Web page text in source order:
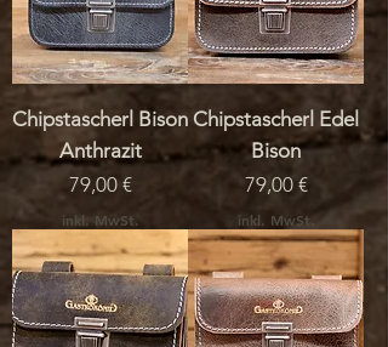
Chipstascherl Bison
Anthrazit
Preis
79,00 €
inkl. MwSt.
Chipstascherl Edel
Bison
Preis
79,00 €
inkl. MwSt.